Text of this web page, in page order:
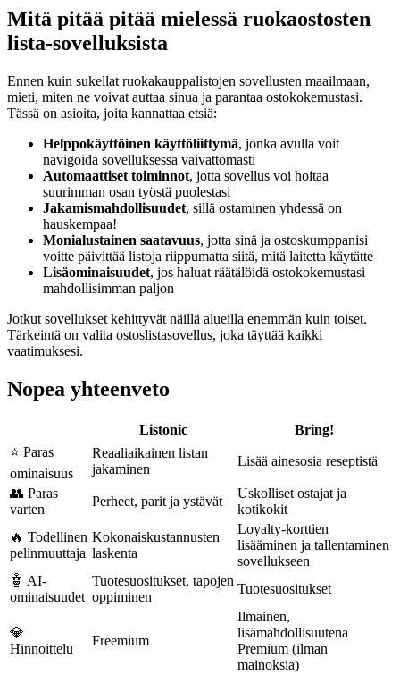
Mitä pitää pitää mielessä ruokaostosten
lista-sovelluksista
Ennen kuin sukellat ruokakauppalistojen sovellusten maailmaan,
mieti, miten ne voivat auttaa sinua ja parantaa ostokokemustasi.
Tässä on asioita, joita kannattaa etsiä:
Helppokäyttöinen käyttöliittymä, jonka avulla voit
navigoida sovelluksessa vaivattomasti
Automaattiset toiminnot, jotta sovellus voi hoitaa
suurimman osan työstä puolestasi
Jakamismahdollisuudet, sillä ostaminen yhdessä on
hauskempaa!
Monialustainen saatavuus, jotta sinä ja ostoskumppanisi
voitte päivittää listoja riippumatta siitä, mitä laitetta käytätte
Lisäominaisuudet, jos haluat räätälöidä ostokokemustasi
mahdollisimman paljon
Jotkut sovellukset kehittyvät näillä alueilla enemmän kuin toiset.
Tärkeintä on valita ostoslistasovellus, joka täyttää kaikki
vaatimuksesi.
Nopea yhteenveto
Listonic
Bring!
⭐ Paras
ominaisuus
Reaaliaikainen listan
jakaminen
Lisää ainesosia reseptistä
👥 Paras
varten
Perheet, parit ja ystävät
Uskolliset ostajat ja
kotikokit
🔥 Todellinen
pelinmuuttaja
Kokonaiskustannusten
laskenta
Loyalty-korttien
lisääminen ja tallentaminen
sovellukseen
🤖 AI-
ominaisuudet
Tuotesuositukset, tapojen
oppiminen
Tuotesuositukset
💎
Hinnoittelu
Freemium
Ilmainen,
lisämahdollisuutena
Premium (ilman
mainoksia)